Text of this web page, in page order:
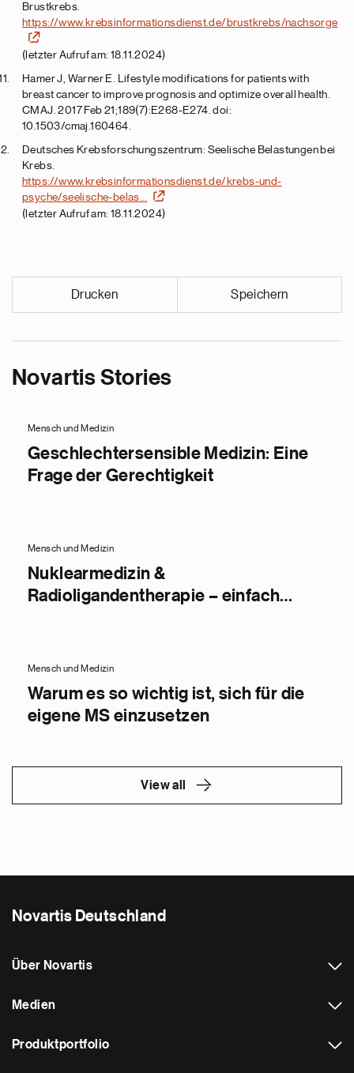
Brustkrebs.
https://www.krebsinformationsdienst.de/brustkrebs/nachsorge
(letzter Aufruf am: 18.11.2024)
Hamer J, Warner E. Lifestyle modifications for patients with
breast cancer to improve prognosis and optimize overall health.
CMAJ. 2017 Feb 21;189(7):E268-E274. doi:
10.1503/cmaj.160464.
Deutsches Krebsforschungszentrum: Seelische Belastungen bei
Krebs.
https://www.krebsinformationsdienst.de/krebs-und-
psyche/seelische-belas…
(letzter Aufruf am: 18.11.2024)
Drucken Speichern
Novartis Stories
Mensch und Medizin
Geschlechtersensible Medizin: Eine
Frage der Gerechtigkeit
Mensch und Medizin
Nuklearmedizin &
Radioligandentherapie – einfach
Mensch und Medizin
Warum es so wichtig ist, sich für die
eigene MS einzusetzen
View all
Novartis Deutschland
Über Novartis
Medien
Produktportfolio